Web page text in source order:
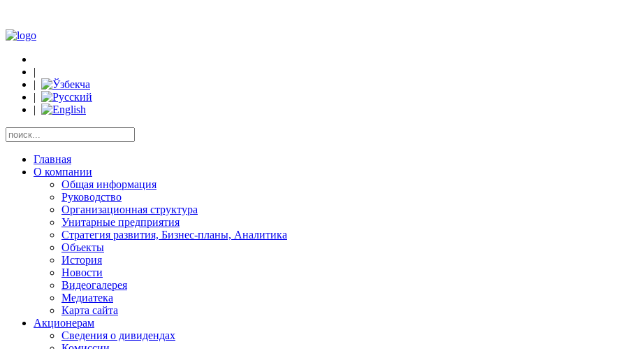
|
|
|
|
Главная
О компании
Общая информация
Руководство
Организационная структура
Унитарные предприятия
Стратегия развития, Бизнес-планы, Аналитика
Объекты
История
Новости
Видеогалерея
Медиатека
Карта сайта
Акционерам
Сведения о дивидендах